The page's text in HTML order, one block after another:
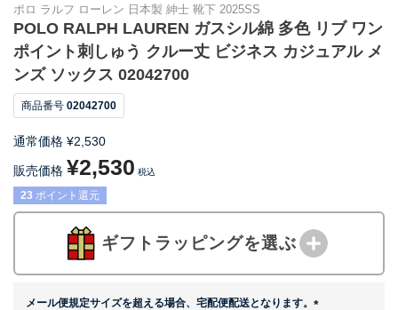
ポロ ラルフ ローレン 日本製 紳士 靴下 2025SS
POLO RALPH LAUREN ガスシル綿 多色 リブ ワン
ポイント刺しゅう クルー丈 ビジネス カジュアル メ
ンズ ソックス 02042700
商品番号 02042700
通常価格 ¥2,530
販売価格 ¥2,530 税込
23 ポイント還元
ギフトラッピングを選ぶ
メール便規定サイズを超える場合、宅配便配送となります。